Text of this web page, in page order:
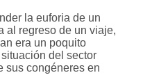
la euforia de un
al regreso de un viaje,
era un poquito
del sector
sus congéneres en